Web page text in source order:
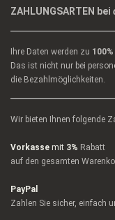
ZAHLUNGSARTEN bei
Ihre Daten werden zu 100%
Das ist nicht nur bei
die Bezahlmöglichkeiten.
Wir bieten Ihnen folgende
Vorkasse mit 3% Rabatt
auf den gesamten
PayPal
Zahlen Sie sicher, einfach